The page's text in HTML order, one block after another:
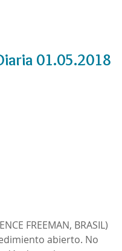
01.05.2018
FREEMAN, BRASIL)
abierto. No